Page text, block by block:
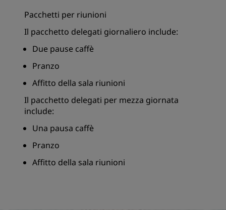
Pacchetti per riunioni
Il pacchetto delegati giornaliero include:
Due pause caffè
Pranzo
Affitto della sala riunioni
Il pacchetto delegati per mezza giornata
include:
Una pausa caffè
Pranzo
Affitto della sala riunioni